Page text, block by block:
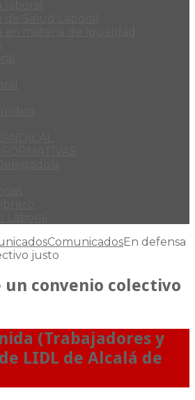
ComunicadosEn defensa
justo
un convenio colectivo
(Trabajadores y
LIDL de Alcalá de